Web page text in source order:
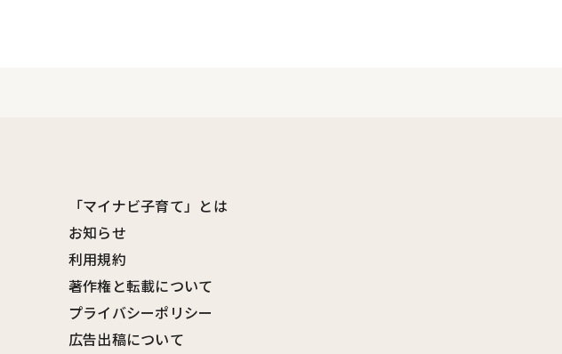
「マイナビ子育て」とは
お知らせ
利用規約
著作権と転載について
プライバシーポリシー
広告出稿について